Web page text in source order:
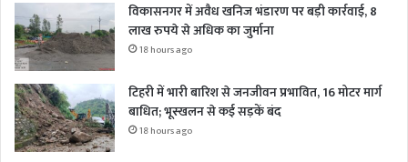
विकासनगर में अवैध खनिज भंडारण पर बड़ी कार्रवाई, 8
लाख रुपये से अधिक का जुर्माना
18 hours ago
टिहरी में भारी बारिश से जनजीवन प्रभावित, 16 मोटर मार्ग
बाधित; भूस्खलन से कई सड़कें बंद
18 hours ago